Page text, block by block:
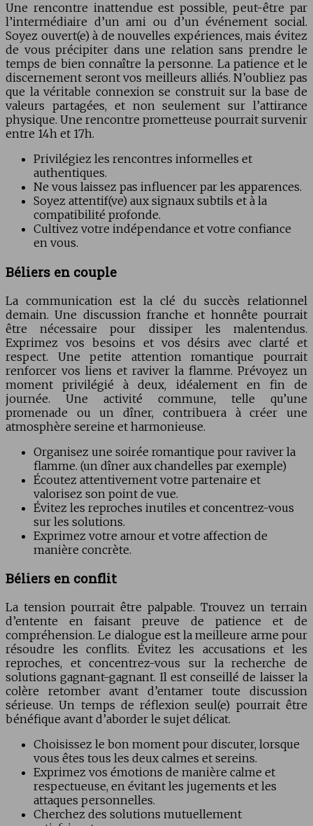
Une rencontre inattendue est possible, peut-être par
l’intermédiaire d’un ami ou d’un événement social.
Soyez ouvert(e) à de nouvelles expériences, mais évitez
de vous précipiter dans une relation sans prendre le
temps de bien connaître la personne. La patience et le
discernement seront vos meilleurs alliés. N’oubliez pas
que la véritable connexion se construit sur la base de
valeurs partagées, et non seulement sur l’attirance
physique. Une rencontre prometteuse pourrait survenir
entre 14h et 17h.
Privilégiez les rencontres informelles et
authentiques.
Ne vous laissez pas influencer par les apparences.
Soyez attentif(ve) aux signaux subtils et à la
compatibilité profonde.
Cultivez votre indépendance et votre confiance
en vous.
Béliers en couple
La communication est la clé du succès relationnel
demain. Une discussion franche et honnête pourrait
être nécessaire pour dissiper les malentendus.
Exprimez vos besoins et vos désirs avec clarté et
respect. Une petite attention romantique pourrait
renforcer vos liens et raviver la flamme. Prévoyez un
moment privilégié à deux, idéalement en fin de
journée. Une activité commune, telle qu’une
promenade ou un dîner, contribuera à créer une
atmosphère sereine et harmonieuse.
Organisez une soirée romantique pour raviver la
flamme. (un dîner aux chandelles par exemple)
Écoutez attentivement votre partenaire et
valorisez son point de vue.
Évitez les reproches inutiles et concentrez-vous
sur les solutions.
Exprimez votre amour et votre affection de
manière concrète.
Béliers en conflit
La tension pourrait être palpable. Trouvez un terrain
d’entente en faisant preuve de patience et de
compréhension. Le dialogue est la meilleure arme pour
résoudre les conflits. Évitez les accusations et les
reproches, et concentrez-vous sur la recherche de
solutions gagnant-gagnant. Il est conseillé de laisser la
colère retomber avant d’entamer toute discussion
sérieuse. Un temps de réflexion seul(e) pourrait être
bénéfique avant d’aborder le sujet délicat.
Choisissez le bon moment pour discuter, lorsque
vous êtes tous les deux calmes et sereins.
Exprimez vos émotions de manière calme et
respectueuse, en évitant les jugements et les
attaques personnelles.
Cherchez des solutions mutuellement